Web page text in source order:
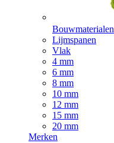
Bouwmaterialen
Lijmspanen
Vlak
4 mm
6 mm
8 mm
10 mm
12 mm
15 mm
20 mm
Merken